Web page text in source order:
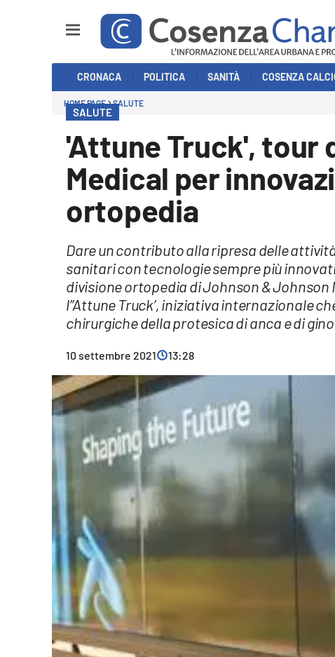
Economia e Lavoro
Streaming
Lac Network
CRONACA POLITICA SANITÀ COSENZA
HOME PAGE SALUTE
SALUTE
'Attune Truck', tour
Medical per
ortopedia
Dare un contributo alla ripresa delle
sanitari con tecnologie sempre più
divisione ortopedia di Johnson &
l’’Attune Truck’, iniziativa internazionale
chirurgiche della protesica di anca e di
10 settembre 2021 13:28